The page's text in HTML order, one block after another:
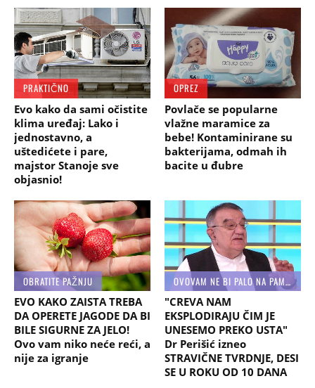
PRAKTIČNO
Evo kako da sami očistite
klima uređaj: Lako i
jednostavno, a
uštedićete i pare,
majstor Stanoje sve
objasnio!
OPREZ
Povlače se popularne
vlažne maramice za
bebe! Kontaminirane su
bakterijama, odmah ih
bacite u đubre
OBRATITE PAŽNJU
EVO KAKO ZAISTA TREBA
DA OPERETE JAGODE DA BI
BILE SIGURNE ZA JELO!
Ovo vam niko neće reći, a
nije za igranje
OVOVAM NE BI PALO NA PAMET
"CREVA NAM
EKSPLODIRAJU ČIM JE
UNESEMO PREKO USTA"
Dr Perišić izneo
STRAVIČNE TVRDNJE, DESI
SE U ROKU OD 10 DANA